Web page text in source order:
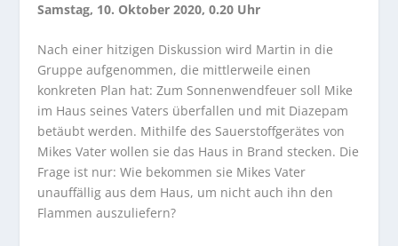
Samstag, 10. Oktober 2020, 0.20 Uhr
Nach einer hitzigen Diskussion wird Martin in die
Gruppe aufgenommen, die mittlerweile einen
konkreten Plan hat: Zum Sonnenwendfeuer soll Mike
im Haus seines Vaters überfallen und mit Diazepam
betäubt werden. Mithilfe des Sauerstoffgerätes von
Mikes Vater wollen sie das Haus in Brand stecken. Die
Frage ist nur: Wie bekommen sie Mikes Vater
unauffällig aus dem Haus, um nicht auch ihn den
Flammen auszuliefern?